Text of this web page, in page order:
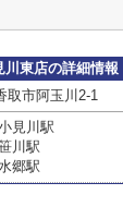
東店の詳細情報
取市阿玉川2-1
見川駅
川駅
郷駅